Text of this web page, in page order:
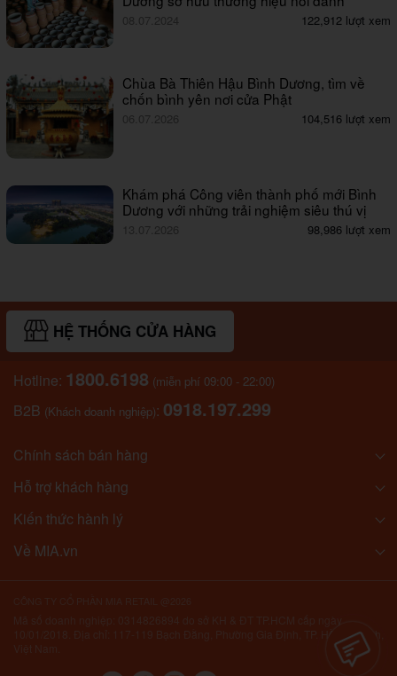
08.07.2024 122,912 lượt xem
Chùa Bà Thiên Hậu Bình Dương, tìm về
chốn bình yên nơi cửa Phật
06.07.2026 104,516 lượt xem
Khám phá Công viên thành phố mới Bình
Dương với những trải nghiệm siêu thú vị
13.07.2026 98,986 lượt xem
HỆ THỐNG CỬA HÀNG
Hotline: 1800.6198 (miễn phí 09:00 - 22:00)
B2B (Khách doanh nghiệp): 0918.197.299
Chính sách bán hàng
Hỗ trợ khách hàng
Kiến thức hành lý
Về MIA.vn
10/01/2018. Địa chỉ: 117-119 Bạch Đằng, Phường Gia Định, TP. Hồ Chí Minh,